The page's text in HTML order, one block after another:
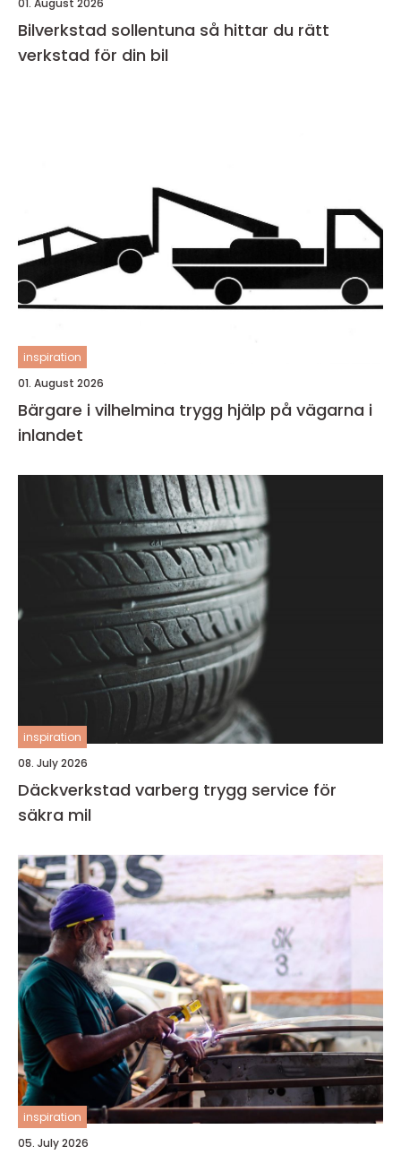
01. August 2026
Bilverkstad sollentuna så hittar du rätt
verkstad för din bil
inspiration
01. August 2026
Bärgare i vilhelmina trygg hjälp på vägarna i
inlandet
inspiration
08. July 2026
Däckverkstad varberg trygg service för
säkra mil
inspiration
05. July 2026